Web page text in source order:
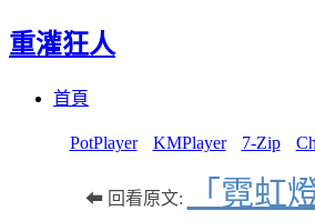
重灌狂人
首頁
PotPlayer KMPlayer 7-Zip
⬅ 回看原文:
「霓虹